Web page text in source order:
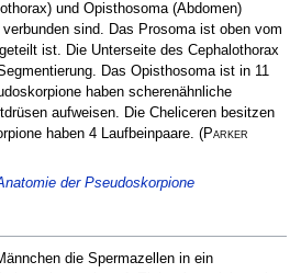
und Opisthosoma (Abdomen)
sind. Das Prosoma ist oben vom
ist. Die Unterseite des Cephalothorax
Das Opisthosoma ist in 11
haben scherenähnliche
aufweisen. Die Cheliceren besitzen
haben 4 Laufbeinpaare. (Parker
der Pseudoskorpione
die Spermazellen in ein